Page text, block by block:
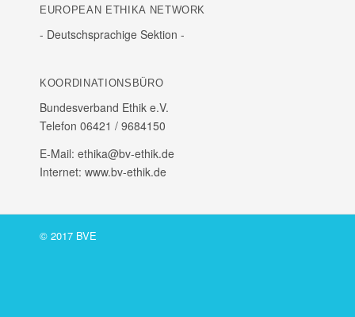
EURO­PEAN ETHIKA NETWORK
- Deutsch­spra­chige Sektion -
KOOR­DI­NA­TI­ONS­BÜRO
Bundes­ver­band Ethik e.V.
Telefon 06421 /​ 9684150
E‑Mail: ethika@bv-ethik.de
Internet: www.bv-ethik.de
© 2017 BVE